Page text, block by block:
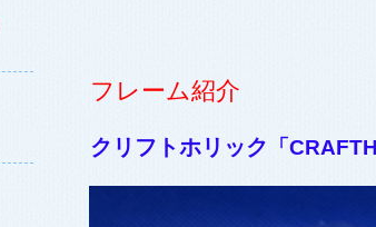
フレーム紹介
クリフトホリック 「